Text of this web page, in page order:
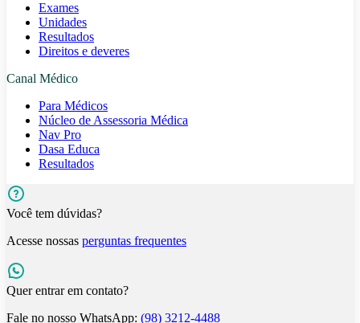
Exames
Unidades
Resultados
Direitos e deveres
Canal Médico
Para Médicos
Núcleo de Assessoria Médica
Nav Pro
Dasa Educa
Resultados
Você tem dúvidas?
Acesse nossas perguntas frequentes
Quer entrar em contato?
Fale no nosso WhatsApp: (98) 3212-4488